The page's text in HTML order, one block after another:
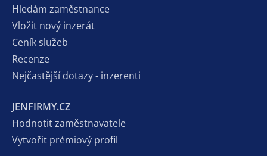
Hledám zaměstnance
Vložit nový inzerát
Ceník služeb
Recenze
Nejčastější dotazy - inzerenti
JENFIRMY.CZ
Hodnotit zaměstnavatele
Vytvořit prémiový profil